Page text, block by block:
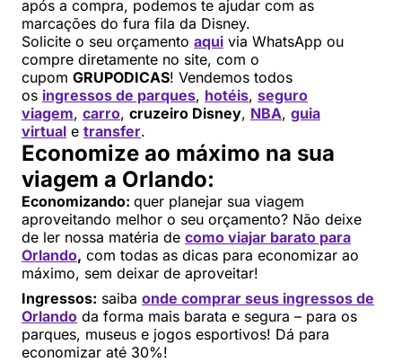
após a compra, podemos te ajudar com as
marcações do fura fila da Disney.
Solicite o seu orçamento aqui via WhatsApp ou
compre diretamente no site, com o
cupom GRUPODICAS! Vendemos todos
os ingressos de parques, hotéis, seguro
viagem, carro, cruzeiro Disney, NBA, guia
virtual e transfer.
Economize ao máximo na sua
viagem a Orlando:
Economizando: quer planejar sua viagem
aproveitando melhor o seu orçamento? Não deixe
de ler nossa matéria de como viajar barato para
Orlando, com todas as dicas para economizar ao
máximo, sem deixar de aproveitar!
Ingressos: saiba onde comprar seus ingressos de
Orlando da forma mais barata e segura – para os
parques, museus e jogos esportivos! Dá para
economizar até 30%!